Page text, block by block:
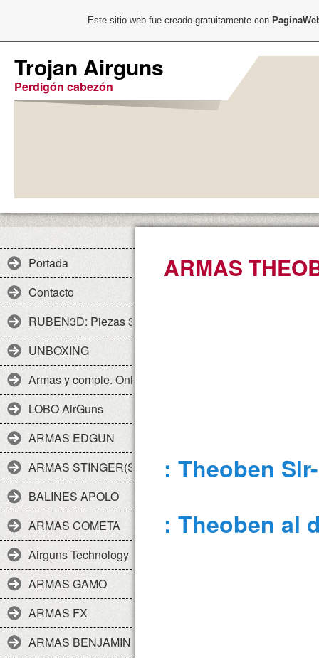
Trojan Airguns
Perdigón cabezón
Portada
Contacto
RUBEN3D: Piezas 3d
UNBOXING
Armas y comple. Onix
LOBO AirGuns
ARMAS EDGUN
ARMAS STINGER(SPA)
BALINES APOLO
ARMAS COMETA
Airguns Technology
ARMAS GAMO
ARMAS FX
ARMAS BENJAMIN
ARMAS
: Theoben
: Theoben al
Este sitio web fue creado gratuitamente con